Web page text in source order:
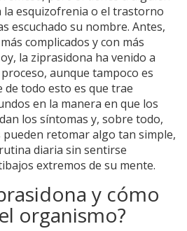
la esquizofrenia o el trastorno
escuchado su nombre. Antes,
complicados y con más
la ziprasidona ha venido a
aunque tampoco es
de todo esto es que trae
en la manera en que los
los síntomas y, sobre todo,
retomar algo tan simple,
diaria sin sentirse
extremos de su mente.
y cómo
organismo?